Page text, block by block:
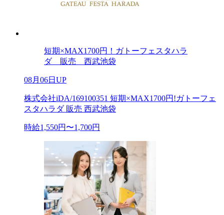
短期×MAX1700円！ガトーフェスタハラ
ダ 販売 西武池袋
08月06日UP
株式会社iDA/169100351 短期×MAX1700円!ガトーフェ
スタハラダ 販売 西武池袋
時給1,550円〜1,700円